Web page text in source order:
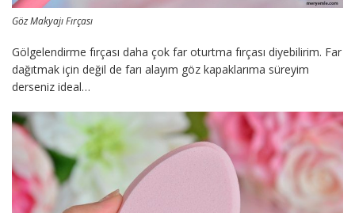
Göz Makyajı Fırçası
Gölgelendirme fırçası daha çok far oturtma fırçası diyebilirim. Far
dağıtmak için değil de farı alayım göz kapaklarıma süreyim
derseniz ideal…